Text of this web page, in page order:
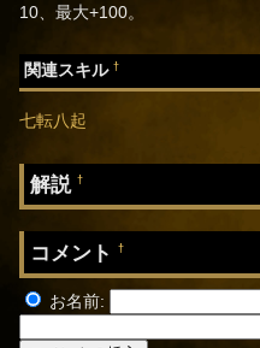
10、最大+100。
関連スキル†
七転八起
解説†
コメント†
お名前: